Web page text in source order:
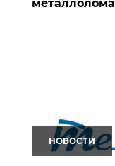
металлолома
НОВОСТИ